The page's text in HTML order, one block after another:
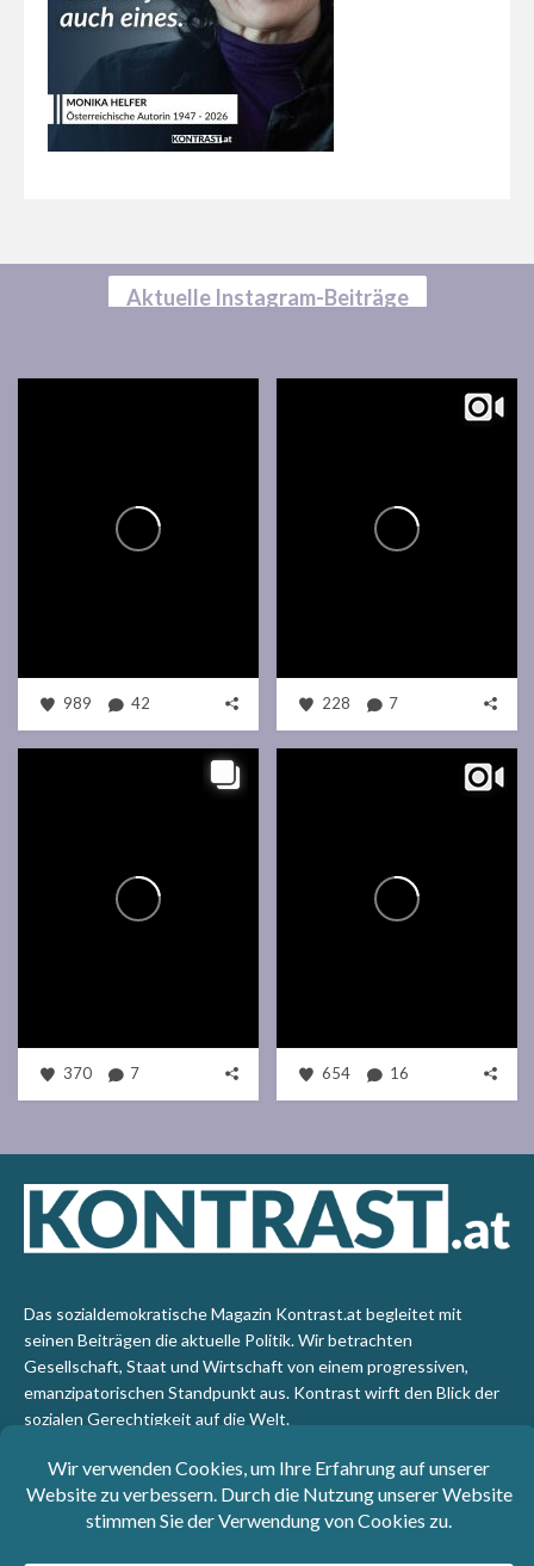
Aktuelle Instagram-Beiträge
989 42 228 7
370 7 654 16
Das sozialdemokratische Magazin Kontrast.at begleitet mit
seinen Beiträgen die aktuelle Politik. Wir betrachten
Gesellschaft, Staat und Wirtschaft von einem progressiven,
emanzipatorischen Standpunkt aus. Kontrast wirft den Blick der
sozialen Gerechtigkeit auf die Welt.
Impressum: SPÖ-Klub - 1017 Wien - Telefon: +43 1 40110-
3393 - e-mail: redaktion@kontrast.at -
Datenschutzerklärung